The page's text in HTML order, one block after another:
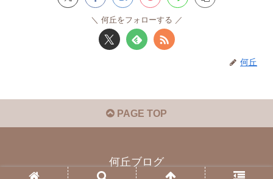
何丘をフォローする
何丘
PAGE TOP
何丘ブログ